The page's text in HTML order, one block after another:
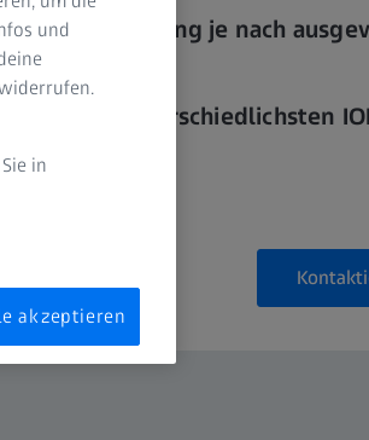
je nach
bei unterschiedlichsten
und
in
akzeptieren